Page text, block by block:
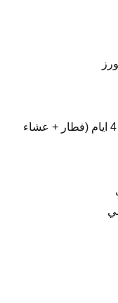
2200 جنيه للغرفه المزدوجه في 3ليالي 4 ايام (فطار + عشاء